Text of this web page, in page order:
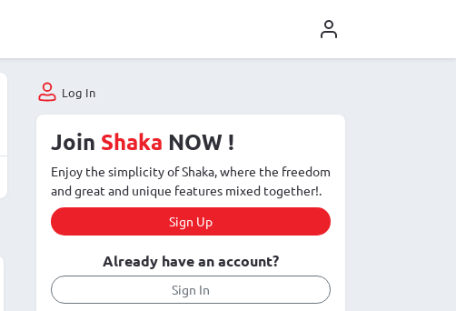
Log In
Join Shaka NOW !
Enjoy the simplicity of Shaka, where the freedom
and great and unique features mixed together!.
Sign Up
Already have an account?
Sign In